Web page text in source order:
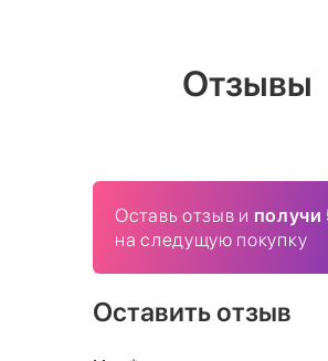
Отзывы
Оставь отзыв и
на следущую покупку
Оставить отзыв